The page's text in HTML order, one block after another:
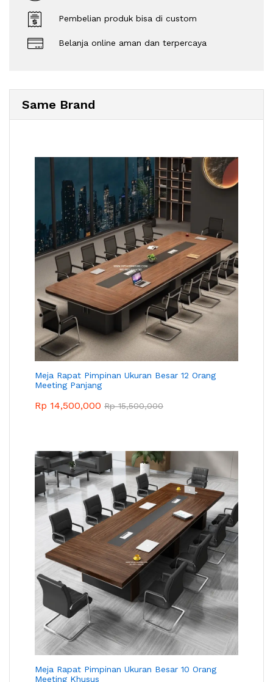
Pembelian produk bisa di custom
Belanja online aman dan terpercaya
Same Brand
Meja Rapat Pimpinan Ukuran Besar 12 Orang
Meeting Panjang
Rp 14,500,000 Rp15,500,000
Meja Rapat Pimpinan Ukuran Besar 10 Orang
Meeting Khusus